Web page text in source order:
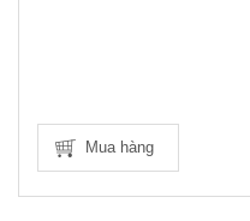
Mua hàng